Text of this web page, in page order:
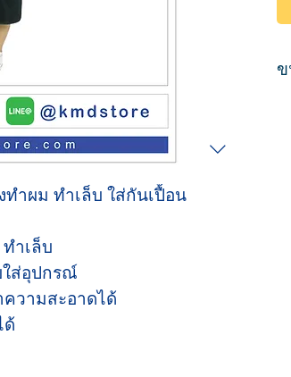
ำผม ทำเล็บ ใส่กันเปื้อน
ำเล็บ
ใส่อุปกรณ์
วามสะอาดได้
ด้